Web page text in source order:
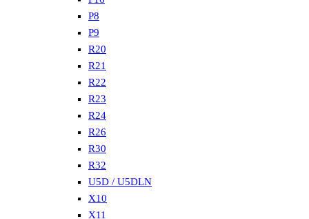
P8
P9
R20
R21
R22
R23
R24
R26
R30
R32
U5D / U5DLN
X10
X11